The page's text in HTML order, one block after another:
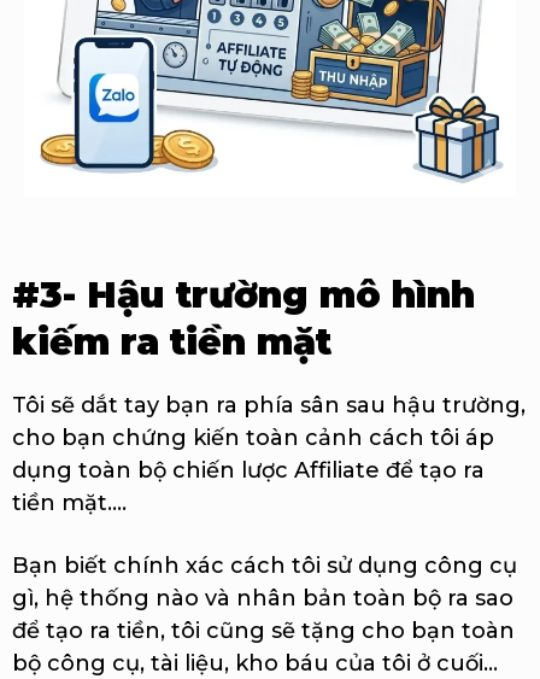
#3- Hậu trường mô hình
kiếm ra tiền mặt
Tôi sẽ dắt tay bạn ra phía sân sau hậu trường,
cho bạn chứng kiến toàn cảnh cách tôi áp
dụng toàn bộ chiến lược Affiliate để tạo ra
tiền mặt....
Bạn biết chính xác cách tôi sử dụng công cụ
gì, hệ thống nào và nhân bản toàn bộ ra sao
để tạo ra tiền, tôi cũng sẽ tặng cho bạn toàn
bộ công cụ, tài liệu, kho báu của tôi ở cuối...